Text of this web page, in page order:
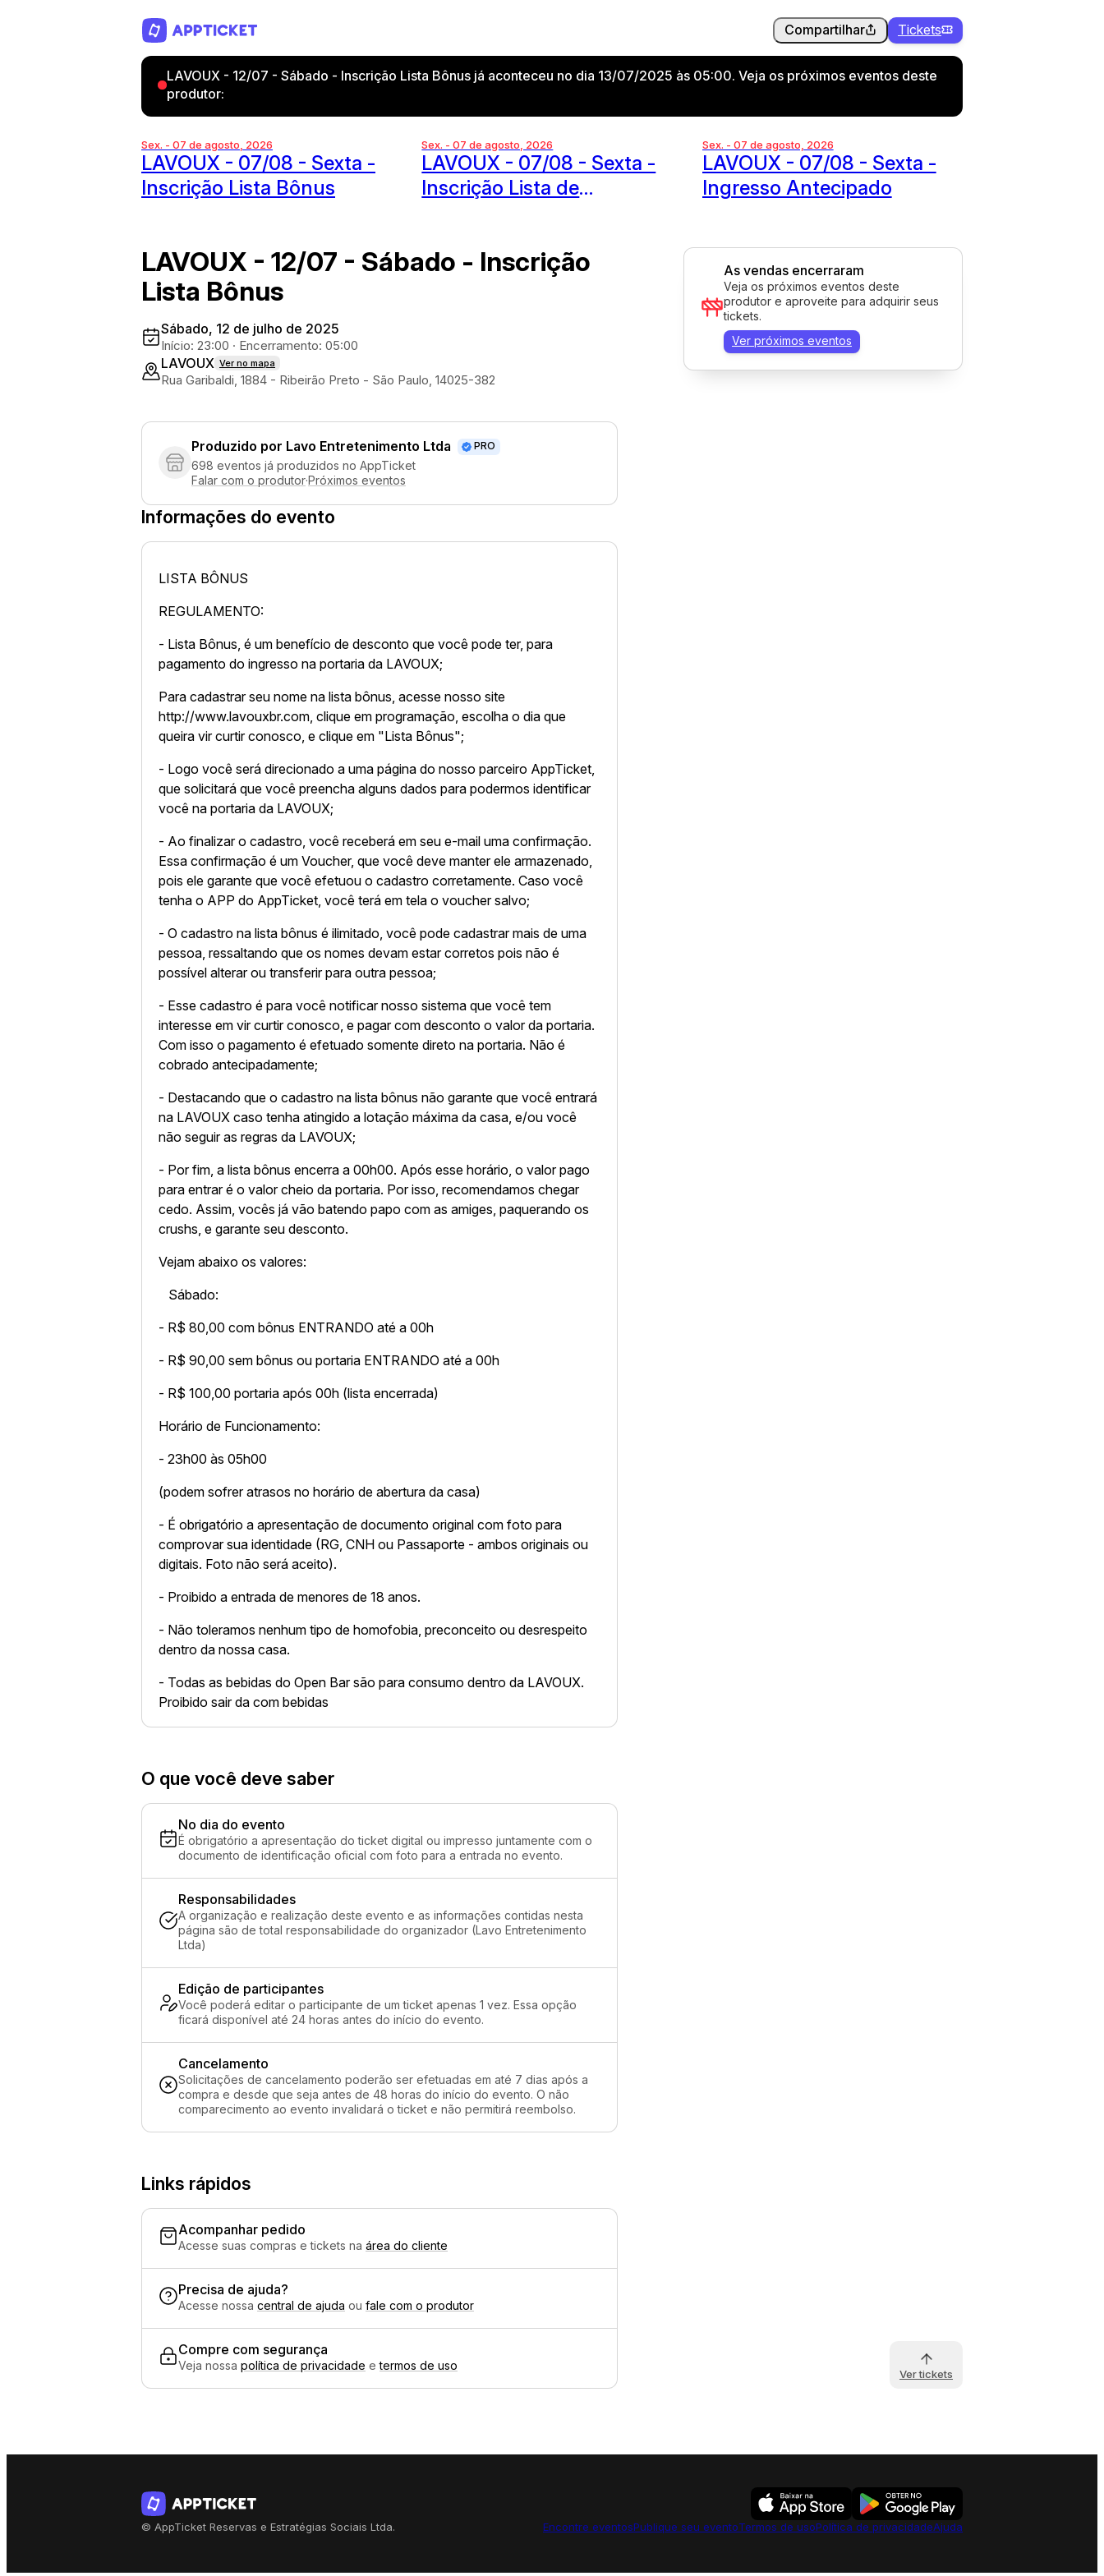
Compartilhar Tickets
LAVOUX - 12/07 - Sábado - Inscrição Lista Bônus já aconteceu no dia 13/07/2025 às 05:00. Veja os próximos eventos deste
produtor:
Sex. - 07 de agosto, 2026
LAVOUX - 07/08 - Sexta -
Inscrição Lista Bônus
Sex. - 07 de agosto, 2026
LAVOUX - 07/08 - Sexta -
Inscrição Lista de
Sex. - 07 de agosto, 2026
LAVOUX - 07/08 - Sexta -
Ingresso Antecipado
LAVOUX - 12/07 - Sábado - Inscrição
Lista Bônus
Sábado, 12 de julho de 2025
Início: 23:00 · Encerramento: 05:00
LAVOUX Ver no mapa
Rua Garibaldi, 1884 - Ribeirão Preto - São Paulo, 14025-382
Produzido por Lavo Entretenimento Ltda PRO
698 eventos já produzidos no AppTicket
Falar com o produtor·Próximos eventos
Informações do evento
LISTA BÔNUS
REGULAMENTO:
- Lista Bônus, é um benefício de desconto que você pode ter, para
pagamento do ingresso na portaria da LAVOUX;
Para cadastrar seu nome na lista bônus, acesse nosso site
http://www.lavouxbr.com, clique em programação, escolha o dia que
queira vir curtir conosco, e clique em "Lista Bônus";
- Logo você será direcionado a uma página do nosso parceiro AppTicket,
que solicitará que você preencha alguns dados para podermos identificar
você na portaria da LAVOUX;
- Ao finalizar o cadastro, você receberá em seu e-mail uma confirmação.
Essa confirmação é um Voucher, que você deve manter ele armazenado,
pois ele garante que você efetuou o cadastro corretamente. Caso você
tenha o APP do AppTicket, você terá em tela o voucher salvo;
​- O cadastro na lista bônus é ilimitado, você pode cadastrar mais de uma
pessoa, ressaltando que os nomes devam estar corretos pois não é
possível alterar ou transferir para outra pessoa;
​- Esse cadastro é para você notificar nosso sistema que você tem
interesse em vir curtir conosco, e pagar com desconto o valor da portaria.
Com isso o pagamento é efetuado somente direto na portaria. Não é
cobrado antecipadamente;
- Destacando que o cadastro na lista bônus não garante que você entrará
na LAVOUX caso tenha atingido a lotação máxima da casa, e/ou você
não seguir as regras da LAVOUX;
​- Por fim, a lista bônus encerra a 00h00. Após esse horário, o valor pago
para entrar é o valor cheio da portaria. Por isso, recomendamos chegar
cedo. Assim, vocês já vão batendo papo com as amiges, paquerando os
crushs, e garante seu desconto.
Vejam abaixo os valores:
Sábado:
- R$ 80,00 com bônus ENTRANDO até a 00h
- R$ 90,00 sem bônus ou portaria ENTRANDO até a 00h
- R$ 100,00 portaria após 00h (lista encerrada)
Horário de Funcionamento:
- 23h00 às 05h00
(podem sofrer atrasos no horário de abertura da casa)
- É obrigatório a apresentação de documento original com foto para
comprovar sua identidade (RG, CNH ou Passaporte - ambos originais ou
digitais. Foto não será aceito).
- Proibido a entrada de menores de 18 anos.
- Não toleramos nenhum tipo de homofobia, preconceito ou desrespeito
dentro da nossa casa.
- Todas as bebidas do Open Bar são para consumo dentro da LAVOUX.
Proibido sair da com bebidas
As vendas encerraram
Veja os próximos eventos deste
produtor e aproveite para adquirir seus
tickets.
Ver próximos eventos
Ver tickets
O que você deve saber
No dia do evento
É obrigatório a apresentação do ticket digital ou impresso juntamente com o
documento de identificação oficial com foto para a entrada no evento.
Responsabilidades
A organização e realização deste evento e as informações contidas nesta
página são de total responsabilidade do organizador (Lavo Entretenimento
Ltda)
Edição de participantes
Você poderá editar o participante de um ticket apenas 1 vez. Essa opção
ficará disponível até 24 horas antes do início do evento.
Cancelamento
Solicitações de cancelamento poderão ser efetuadas em até 7 dias após a
compra e desde que seja antes de 48 horas do início do evento. O não
comparecimento ao evento invalidará o ticket e não permitirá reembolso.
Links rápidos
Acompanhar pedido
Acesse suas compras e tickets na área do cliente
Precisa de ajuda?
Acesse nossa central de ajuda ou fale com o produtor
Compre com segurança
Veja nossa política de privacidade etermos de uso
© AppTicket Reservas e Estratégias Sociais Ltda. Encontre eventosPublique seu eventoTermos de usoPolítica de privacidadeAjuda